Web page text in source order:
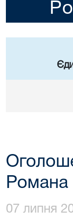
Романа
07 липня